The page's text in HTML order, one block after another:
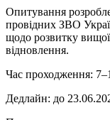
Опитування
провідних ЗВО
щодо розвитку
відновлення.
Час проходження:
Дедлайн: до